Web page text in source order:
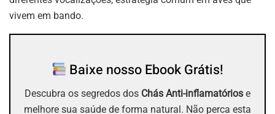
vivem em bando.
Baixe nosso Ebook Grátis!
Descubra os segredos dos Chás Anti-inflamatórios e
melhore sua saúde de forma natural. Não perca esta